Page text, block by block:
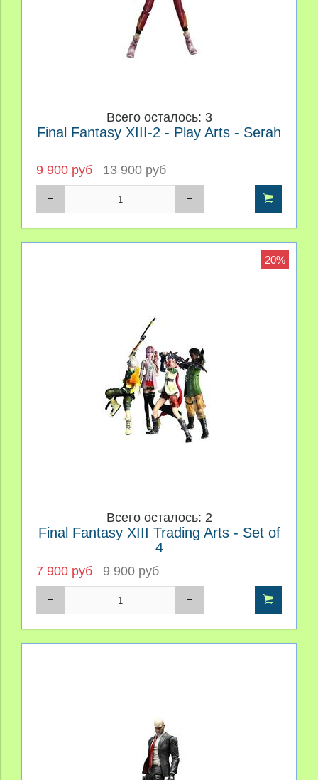
Всего осталось: 3
Final Fantasy XIII-2 - Play Arts - Serah
9 900 руб 13 900 руб
20%
Всего осталось: 2
Final Fantasy XIII Trading Arts - Set of
4
7 900 руб 9 900 руб